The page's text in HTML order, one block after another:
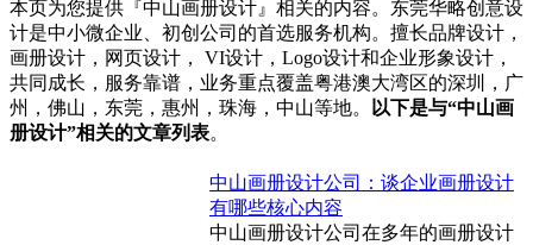
本页为您提供『中山画册设计』相关的内容。东莞华略创意设
计是中小微企业、初创公司的首选服务机构。擅长品牌设计，
画册设计，网页设计， VI设计，Logo设计和企业形象设计，
共同成长，服务靠谱，业务重点覆盖粤港澳大湾区的深圳，广
州，佛山，东莞，惠州，珠海，中山等地。
以下是与“中山画
册设计”相关的文章列表。
中山画册设计公司：谈企业画册设计
有哪些核心内容
中山画册设计公司在多年的画册设计